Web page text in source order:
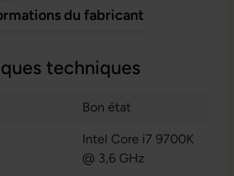
du fabricant
techniques
Bon état
Intel Core i7 9700K
@ 3,6 GHz